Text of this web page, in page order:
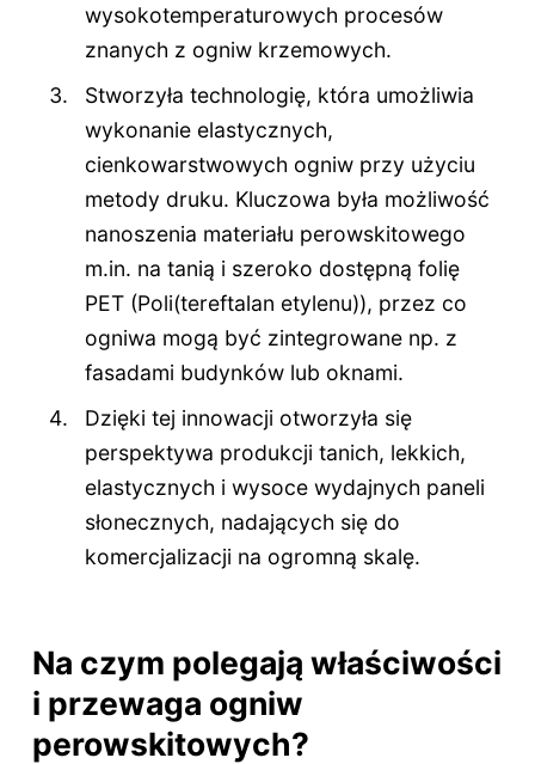
wysokotemperaturowych procesów
znanych z ogniw krzemowych.
Stworzyła technologię, która umożliwia
wykonanie elastycznych,
cienkowarstwowych ogniw przy użyciu
metody druku. Kluczowa była możliwość
nanoszenia materiału perowskitowego
m.in. na tanią i szeroko dostępną folię
PET (Poli(tereftalan etylenu)), przez co
ogniwa mogą być zintegrowane np. z
fasadami budynków lub oknami.
Dzięki tej innowacji otworzyła się
perspektywa produkcji tanich, lekkich,
elastycznych i wysoce wydajnych paneli
słonecznych, nadających się do
komercjalizacji na ogromną skalę.
Na czym polegają właściwości
i przewaga ogniw
perowskitowych?